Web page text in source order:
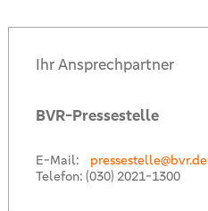
Ihr Ansprechpartner
BVR-Pressestelle
E-Mail:
pressestelle@bvr.de
Telefon: (030) 2021-1300